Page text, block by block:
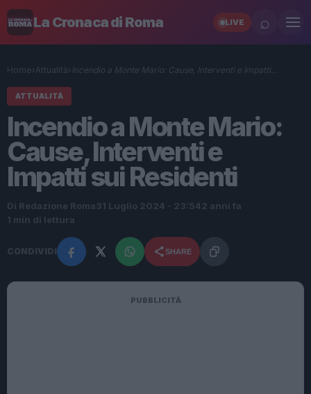
La Cronaca di Roma LIVE ⌕
Home› Attualità› Incendio a Monte Mario: Cause, Interventi e Impatti…
ATTUALITÀ
Incendio a Monte Mario:
Cause, Interventi e
Impatti sui Residenti
Di Redazione Roma31 Luglio 2024 - 23:542 anni fa
1 min di lettura
CONDIVIDI SHARE
PUBBLICITÀ